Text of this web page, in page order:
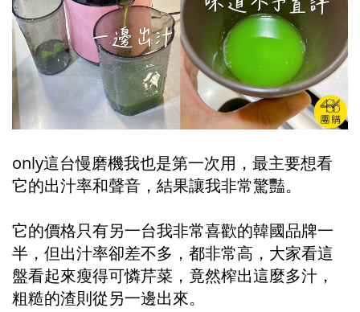
only這台慢磨機我也是第一次用，最主要想看
它的出汁率和聲音，結果讓我非常驚豔。
它的價格只有另一台我非常喜歡的韓國品牌一
半，但出汁率卻差不多，都非常高，大家看這
盤看起來瘦得可憐芹菜，竟然榨出這麼多汁，
粗糙的渣則從另一邊出來。